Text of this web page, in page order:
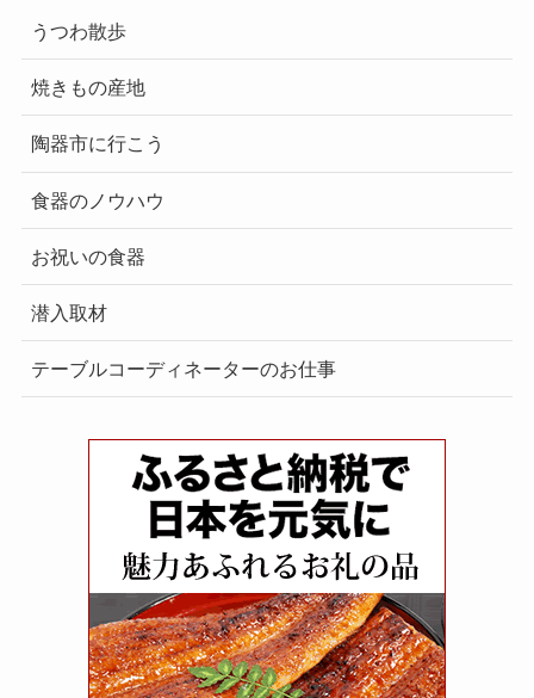
うつわ散歩
焼きもの産地
陶器市に行こう
食器のノウハウ
お祝いの食器
潜入取材
テーブルコーディネーターのお仕事